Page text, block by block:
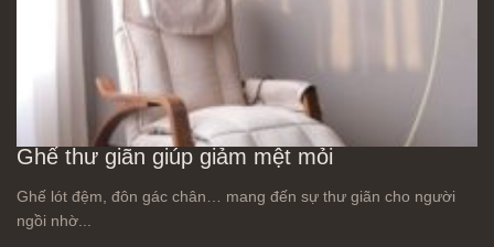
Ghế thư giãn giúp giảm mệt mỏi
Ghế lót đệm, đôn gác chân… mang đến sự thư giãn cho người
ngồi nhờ...